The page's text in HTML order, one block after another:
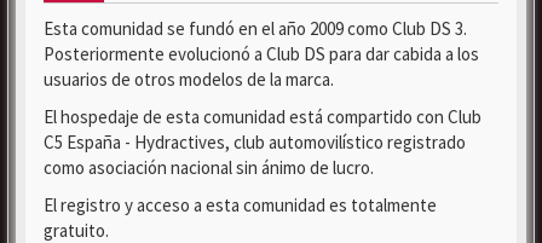
Esta comunidad se fundó en el año 2009 como Club DS 3.
Posteriormente evolucionó a Club DS para dar cabida a los
usuarios de otros modelos de la marca.
El hospedaje de esta comunidad está compartido con Club
C5 España - Hydractives, club automovilístico registrado
como asociación nacional sin ánimo de lucro.
El registro y acceso a esta comunidad es totalmente
gratuito.